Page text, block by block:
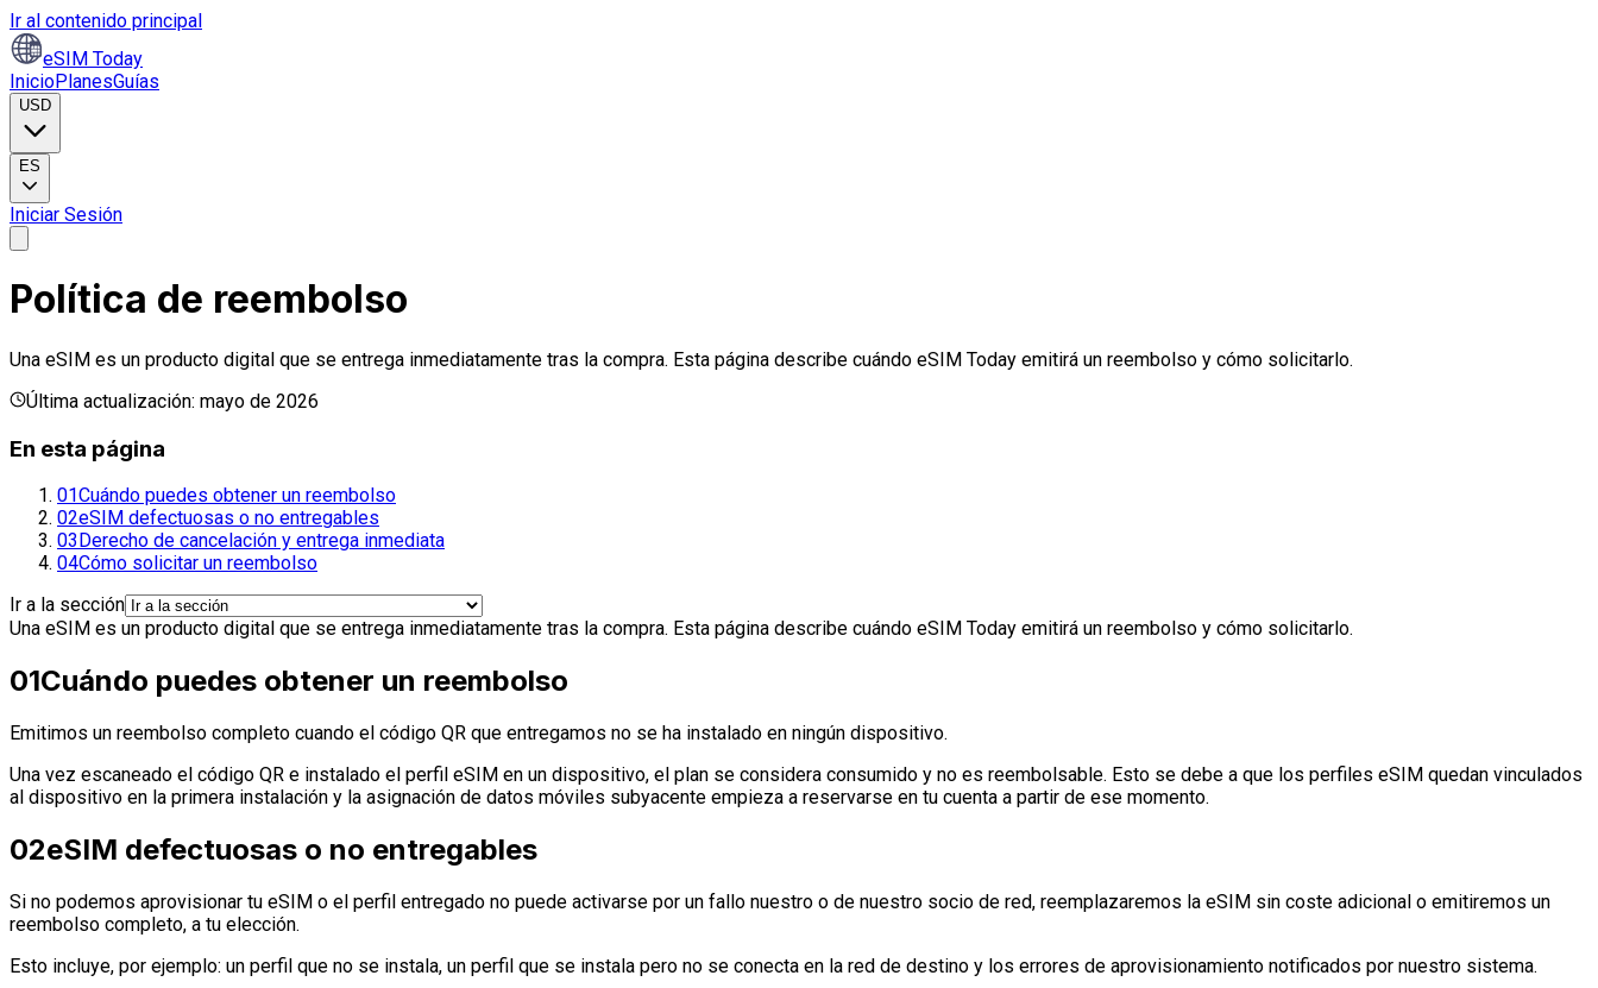
Ir al contenido principal
eSIM Today
InicioPlanesGuías
USD
ES
Iniciar Sesión
Política de reembolso
Una eSIM es un producto digital que se entrega inmediatamente tras la compra. Esta página describe cuándo eSIM Today emitirá un reembolso y cómo solicitarlo.
Última actualización: mayo de 2026
En esta página
01Cuándo puedes obtener un reembolso
02eSIM defectuosas o no entregables
03 Derecho de cancelación y entrega inmediata
04Cómo solicitar un reembolso
Ir a la sección
Una eSIM es un producto digital que se entrega inmediatamente tras la compra. Esta página describe cuándo eSIM Today emitirá un reembolso y cómo solicitarlo.
01Cuándo puedes obtener un reembolso
Emitimos un reembolso completo cuando el código QR que entregamos no se ha instalado en ningún dispositivo.
Una vez escaneado el código QR e instalado el perfil eSIM en un dispositivo, el plan se considera consumido y no es reembolsable. Esto se debe a que los perfiles eSIM quedan vinculados
al dispositivo en la primera instalación y la asignación de datos móviles subyacente empieza a reservarse en tu cuenta a partir de ese momento.
02eSIM defectuosas o no entregables
Si no podemos aprovisionar tu eSIM o el perfil entregado no puede activarse por un fallo nuestro o de nuestro socio de red, reemplazaremos la eSIM sin coste adicional o emitiremos un
reembolso completo, a tu elección.
Esto incluye, por ejemplo: un perfil que no se instala, un perfil que se instala pero no se conecta en la red de destino y los errores de aprovisionamiento notificados por nuestro sistema.